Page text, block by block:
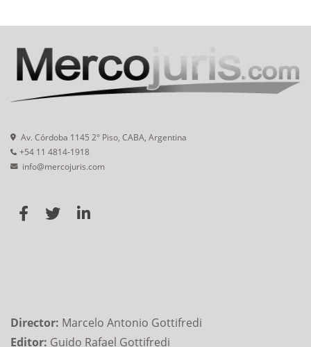
Av. Córdoba 1145 2° Piso, CABA, Argentina
+54 11 4814-1918
info@mercojuris.com
Director: Marcelo Antonio Gottifredi
Editor: Guido Rafael Gottifredi